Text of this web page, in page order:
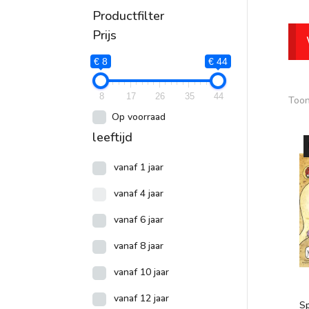
Productfilter
Prijs
€ 8 € 44
8 17 26 35 44
Op voorraad
leeftijd
vanaf 1 jaar
vanaf 4 jaar
vanaf 6 jaar
vanaf 8 jaar
vanaf 10 jaar
vanaf 12 jaar